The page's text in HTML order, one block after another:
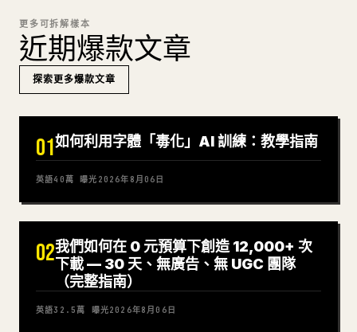
更多可拆解樣本
近期爆款文章
探索更多爆款文章
01如何利用字體「毒化」AI 訓練：教學指南
英語40萬 曝光 2026年8月06日
02我們如何在 0 元預算下創造 12,000+ 次
下載 — 30 天、無廣告、無 UGC 團隊
（完整指南）
英語32.5萬 曝光2026年8月06日